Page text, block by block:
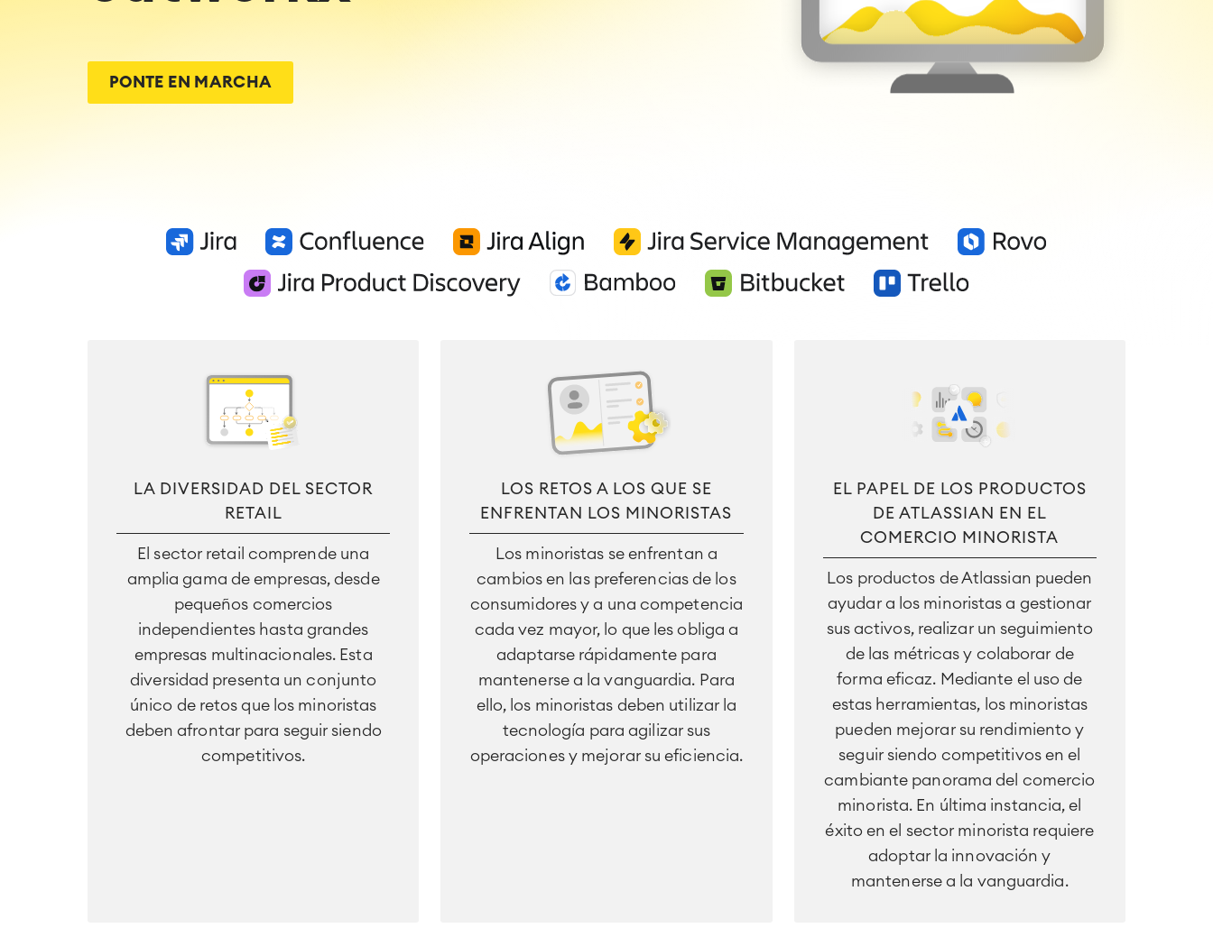
PONTE EN MARCHA
LA DIVERSIDAD DEL SECTOR
RETAIL
El sector retail comprende una
amplia gama de empresas, desde
pequeños comercios
independientes hasta grandes
empresas multinacionales. Esta
diversidad presenta un conjunto
único de retos que los minoristas
deben afrontar para seguir siendo
competitivos.
LOS RETOS A LOS QUE SE
ENFRENTAN LOS MINORISTAS
Los minoristas se enfrentan a
cambios en las preferencias de los
consumidores y a una competencia
cada vez mayor, lo que les obliga a
adaptarse rápidamente para
mantenerse a la vanguardia. Para
ello, los minoristas deben utilizar la
tecnología para agilizar sus
operaciones y mejorar su eficiencia.
EL PAPEL DE LOS PRODUCTOS
DE ATLASSIAN EN EL
COMERCIO MINORISTA
Los productos de Atlassian pueden
ayudar a los minoristas a gestionar
sus activos, realizar un seguimiento
de las métricas y colaborar de
forma eficaz. Mediante el uso de
estas herramientas, los minoristas
pueden mejorar su rendimiento y
seguir siendo competitivos en el
cambiante panorama del comercio
minorista. En última instancia, el
éxito en el sector minorista requiere
adoptar la innovación y
mantenerse a la vanguardia.